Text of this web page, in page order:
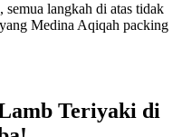
, semua langkah di atas tidak
Medina Aqiqah packing
Teriyaki di